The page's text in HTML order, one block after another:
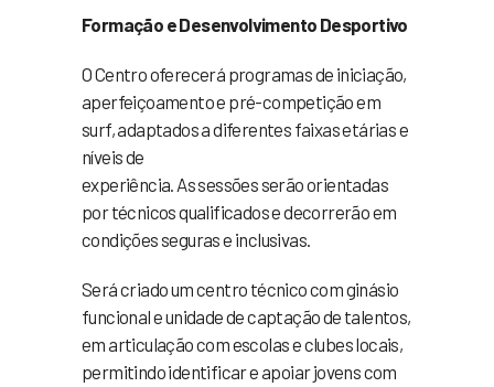
Formação e Desenvolvimento Desportivo
O Centro oferecerá programas de iniciação,
aperfeiçoamento e pré-competição em
surf, adaptados a diferentes faixas etárias e
níveis de
experiência. As sessões serão orientadas
por técnicos qualificados e decorrerão em
condições seguras e inclusivas.
Será criado um centro técnico com ginásio
funcional e unidade de captação de talentos,
em articulação com escolas e clubes locais,
permitindo identificar e apoiar jovens com